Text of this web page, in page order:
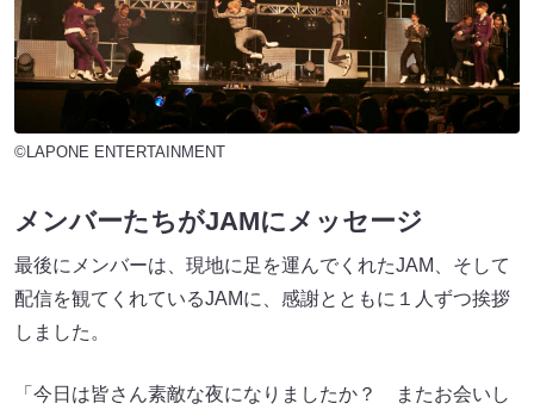
©LAPONE ENTERTAINMENT
メンバーたちがJAMにメッセージ
最後にメンバーは、現地に足を運んでくれたJAM、そして
配信を観てくれているJAMに、感謝とともに１人ずつ挨拶
しました。
「今日は皆さん素敵な夜になりましたか？ またお会いし